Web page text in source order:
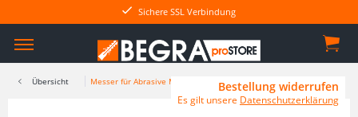
Sichere SSL Verbindung
Übersicht Messer für Abrasive Materialien Bestellung widerrufen
Es gilt unsere Datenschutzerklärung